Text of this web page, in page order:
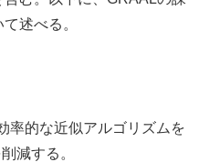
述べる。
率的な近似アルゴリズムを
減する。